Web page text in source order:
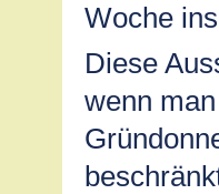
Woche
Diese
wenn